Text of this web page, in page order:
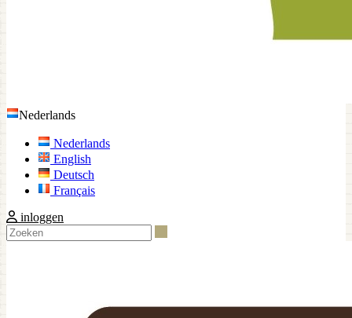
Nederlands
Nederlands
English
Deutsch
Français
inloggen